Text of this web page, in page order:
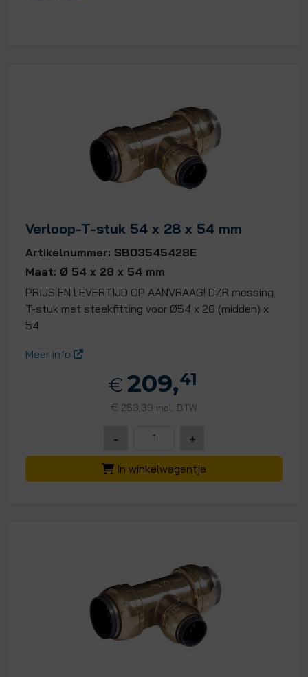
Verloop-T-stuk 54 x 28 x 54 mm
Artikelnummer: SB03545428E
Maat: Ø 54 x 28 x 54 mm
PRIJS EN LEVERTIJD OP AANVRAAG! DZR messing
T-stuk met steekfitting voor Ø54 x 28 (midden) x
54
Meer info
€ 209,41
€ 253,39 incl. BTW
- +
In winkelwagentje